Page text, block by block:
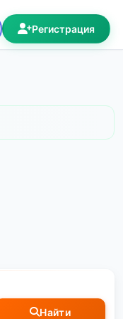
Регистрация
Найти